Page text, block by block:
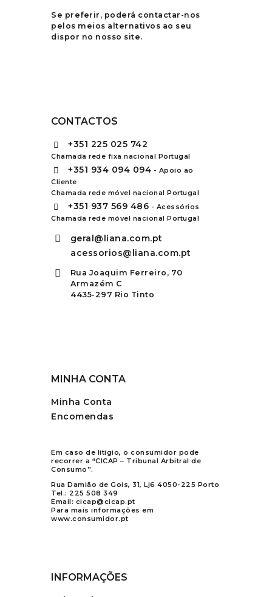
Se preferir, poderá contactar-nos
pelos meios alternativos ao seu
dispor no nosso site.
CONTACTOS
+351 225 025 742
Chamada rede fixa nacional Portugal
+351 934 094 094 - Apoio ao
Cliente
Chamada rede móvel nacional Portugal
+351 937 569 486 - Acessórios
Chamada rede móvel nacional Portugal
geral@liana.com.pt
acessorios@liana.com.pt
Rua Joaquim Ferreiro, 70
Armazém C
4435-297 Rio Tinto
MINHA CONTA
Minha Conta
Encomendas
Em caso de litígio, o consumidor pode
recorrer a “CICAP – Tribunal Arbitral de
Consumo”.
Rua Damião de Gois, 31, Lj6 4050-225 Porto
Tel.: 225 508 349
Email: cicap@cicap.pt
Para mais informações em
www.consumidor.pt
INFORMAÇÕES